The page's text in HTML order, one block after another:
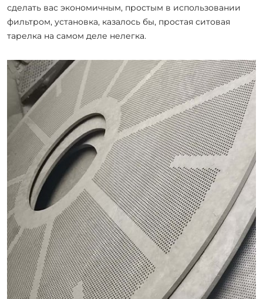
сделать вас экономичным, простым в использовании
фильтром, установка, казалось бы, простая ситовая
тарелка на самом деле нелегка.